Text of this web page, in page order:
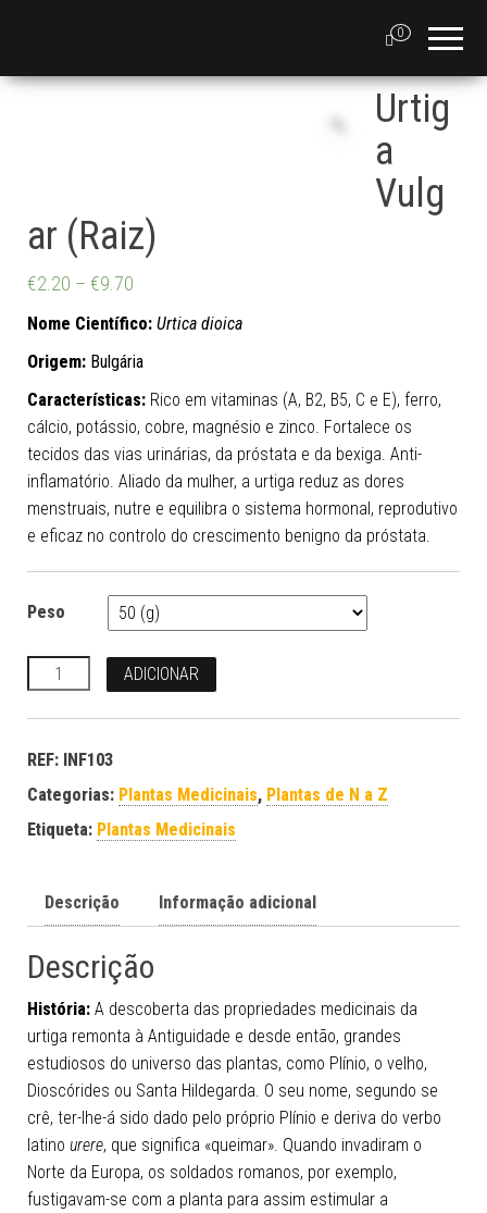
0
Urtig
a
Vulg
ar (Raiz)
€2.20 – €9.70
Nome Científico: Urtica dioica
Origem: Bulgária
Características: Rico em vitaminas (A, B2, B5, C e E), ferro,
cálcio, potássio, cobre, magnésio e zinco. Fortalece os
tecidos das vias urinárias, da próstata e da bexiga. Anti-
inflamatório. Aliado da mulher, a urtiga reduz as dores
menstruais, nutre e equilibra o sistema hormonal, reprodutivo
e eficaz no controlo do crescimento benigno da próstata.
Peso
Quantidade ADICIONAR
REF: INF103
Categorias: Plantas Medicinais, Plantas de N a Z
Etiqueta: Plantas Medicinais
Descrição Informação adicional
Descrição
História: A descoberta das propriedades medicinais da
urtiga remonta à Antiguidade e desde então, grandes
estudiosos do universo das plantas, como Plínio, o velho,
Dioscórides ou Santa Hildegarda. O seu nome, segundo se
crê, ter-lhe-á sido dado pelo próprio Plínio e deriva do verbo
latino urere, que significa «queimar». Quando invadiram o
Norte da Europa, os soldados romanos, por exemplo,
fustigavam-se com a planta para assim estimular a